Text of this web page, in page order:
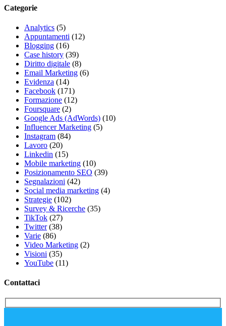
Categorie
Analytics (5)
Appuntamenti (12)
Blogging (16)
Case history (39)
Diritto digitale (8)
Email Marketing (6)
Evidenza (14)
Facebook (171)
Formazione (12)
Foursquare (2)
Google Ads (AdWords) (10)
Influencer Marketing (5)
Instagram (84)
Lavoro (20)
Linkedin (15)
Mobile marketing (10)
Posizionamento SEO (39)
Segnalazioni (42)
Social media marketing (4)
Strategie (102)
Survey & Ricerche (35)
TikTok (27)
Twitter(38)
Varie (86)
Video Marketing (2)
Visioni (35)
YouTube (11)
Contattaci